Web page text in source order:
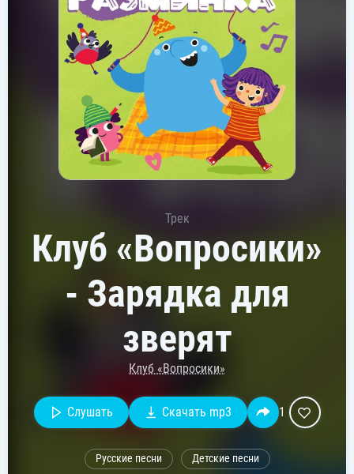
Трек
Клуб «Вопросики»
- Зарядка для
зверят
Клуб «Вопросики»
Слушать Скачать mp3 1
Русские песни Детские песни